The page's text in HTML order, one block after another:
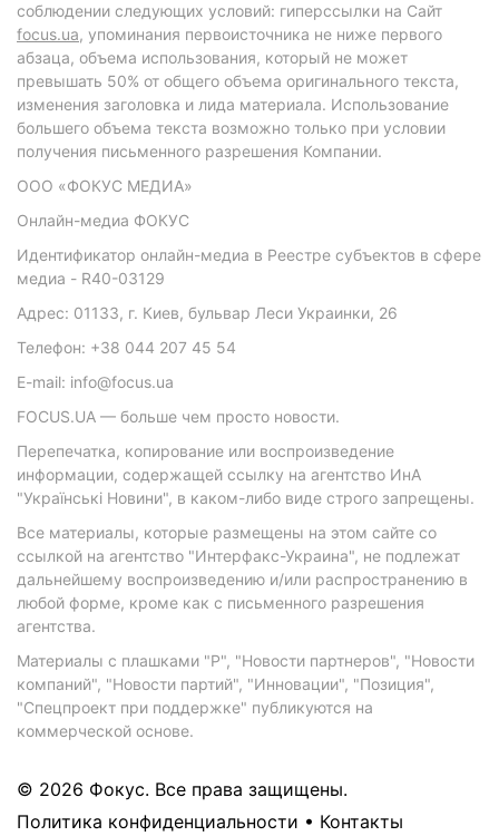
соблюдении следующих условий: гиперссылки на Сайт
focus.ua, упоминания первоисточника не ниже первого
абзаца, объема использования, который не может
превышать 50% от общего объема оригинального текста,
изменения заголовка и лида материала. Использование
большего объема текста возможно только при условии
получения письменного разрешения Компании.
ООО «ФОКУС МЕДИА»
Онлайн-медиа ФОКУС
Идентификатор онлайн-медиа в Реестре субъектов в сфере
медиа - R40-03129
Адрес: 01133, г. Киев, бульвар Леси Украинки, 26
Телефон: +38 044 207 45 54
E-mail: info@focus.ua
FOCUS.UA — больше чем просто новости.
Перепечатка, копирование или воспроизведение
информации, содержащей ссылку на агентство ИнА
"Українські Новини", в каком-либо виде строго запрещены.
Все материалы, которые размещены на этом сайте со
ссылкой на агентство "Интерфакс-Украина", не подлежат
дальнейшему воспроизведению и/или распространению в
любой форме, кроме как с письменного разрешения
агентства.
Материалы с плашками "Р", "Новости партнеров", "Новости
компаний", "Новости партий", "Инновации", "Позиция",
"Спецпроект при поддержке" публикуются на
коммерческой основе.
© 2026 Фокус. Все права защищены.
Политика конфиденциальности • Контакты